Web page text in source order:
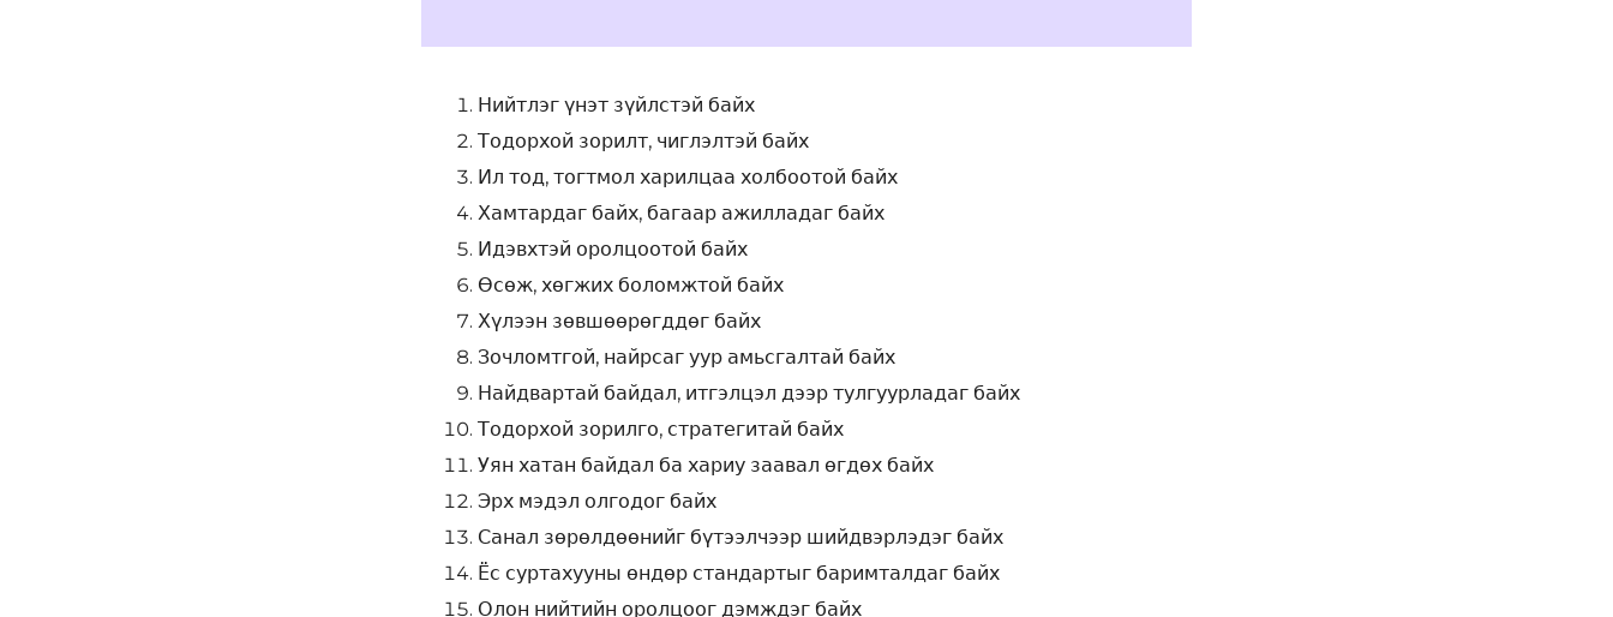
Нийтлэг үнэт зүйлстэй байх
Тодорхой зорилт, чиглэлтэй байх
Ил тод, тогтмол харилцаа холбоотой байх
Хамтардаг байх, багаар ажилладаг байх
Идэвхтэй оролцоотой байх
Өсөж, хөгжих боломжтой байх
Хүлээн зөвшөөрөгддөг байх
Зочломтгой, найрсаг уур амьсгалтай байх
Найдвартай байдал, итгэлцэл дээр тулгуурладаг байх
Тодорхой зорилго, стратегитай байх
Уян хатан байдал ба хариу заавал өгдөх байх
Эрх мэдэл олгодог байх
Санал зөрөлдөөнийг бүтээлчээр шийдвэрлэдэг байх
Ёс суртахууны өндөр стандартыг баримталдаг байх
Олон нийтийн оролцоог дэмждэг байх